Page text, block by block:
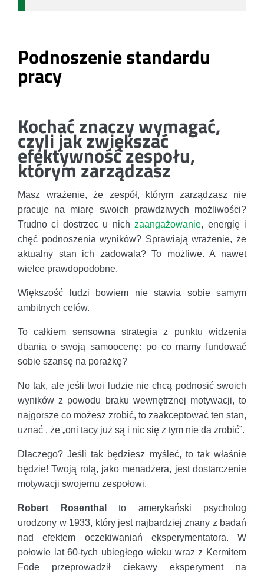
Podnoszenie standardu
pracy
Kochać znaczy wymagać,
czyli jak zwiększać
efektywność zespołu,
którym zarządzasz
Masz wrażenie, że zespół, którym zarządzasz nie
pracuje na miarę swoich prawdziwych możliwości?
Trudno ci dostrzec u nichzaangażowanie, energię i
chęć podnoszenia wyników? Sprawiają wrażenie, że
aktualny stan ich zadowala? To możliwe. A nawet
wielce prawdopodobne.
Większość ludzi bowiem nie stawia sobie samym
ambitnych celów.
To całkiem sensowna strategia z punktu widzenia
dbania o swoją samoocenę: po co mamy fundować
sobie szansę na porażkę?
No tak, ale jeśli twoi ludzie nie chcą podnosić swoich
wyników z powodu braku wewnętrznej motywacji, to
najgorsze co możesz zrobić, to zaakceptować ten stan,
uznać , że „oni tacy już są i nic się z tym nie da zrobić”.
Dlaczego? Jeśli tak będziesz myśleć, to tak właśnie
będzie! Twoją rolą, jako menadżera, jest dostarczenie
motywacji swojemu zespołowi.
Robert Rosenthal
to amerykański psycholog
urodzony w 1933, który jest najbardziej znany z badań
nad efektem oczekiwaniań eksperymentatora. W
połowie lat 60-tych ubiegłego wieku wraz z Kermitem
Fode przeprowadził ciekawy eksperyment na